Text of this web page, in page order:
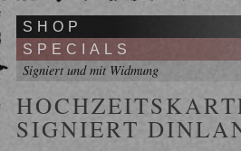
SHOP
SPECIALS
Signiert und mit Widmung
SIGNIERT